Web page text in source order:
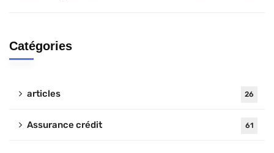
Catégories
articles 26
Assurance crédit 61